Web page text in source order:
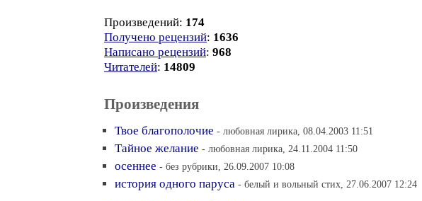
Произведений: 174
Получено рецензий: 1636
Написано рецензий: 968
Читателей: 14809
Произведения
Твое благополочие - любовная лирика, 08.04.2003 11:51
Тайное желание - любовная лирика, 24.11.2004 11:50
осеннее - без рубрики, 26.09.2007 10:08
история одного паруса - белый и вольный стих, 27.06.2007 12:24